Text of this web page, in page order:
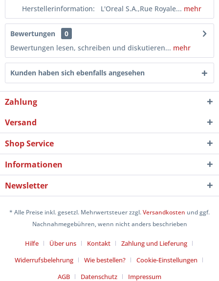
Herstellerinformation: L'Oreal S.A.,Rue Royale... mehr
Bewertungen
0
Bewertungen lesen, schreiben und diskutieren... mehr
Kunden haben sich ebenfalls angesehen
Zahlung
Versand
Shop Service
Informationen
Newsletter
* Alle Preise inkl. gesetzl. Mehrwertsteuer zzgl.Versandkosten und ggf.
Nachnahmegebühren, wenn nicht anders beschrieben
Hilfe Über uns Kontakt
Zahlung und Lieferung
Widerrufsbelehrung
Wie bestellen?
Cookie-Einstellungen
AGB
Datenschutz Impressum